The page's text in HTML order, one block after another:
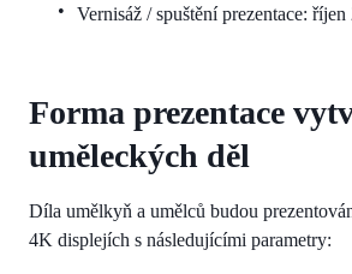
Vernisáž / spuštění prezentace: říjen
Forma prezentace
uměleckých děl
Díla umělkyň a umělců budou
4K displejích s následujícími parametry: